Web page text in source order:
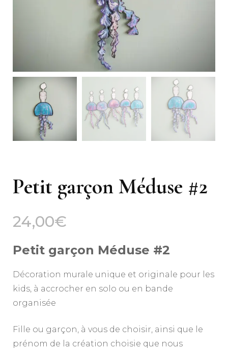
Petit garçon Méduse #2
24,00€
Petit garçon Méduse #2
Décoration murale unique et originale pour les
kids, à accrocher en solo ou en bande
organisée
Fille ou garçon, à vous de choisir, ainsi que le
prénom de la création choisie que nous